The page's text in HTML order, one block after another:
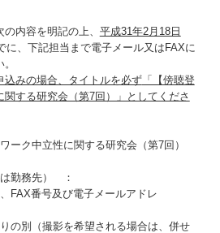
内容を明記の上、 平成31年2月18日
に、下記担当まで電子メール又はFAXに
込みの場合、タイトルを必ず「【傍聴登
する研究会（第7回）」としてくださ
ク中立性に関する研究会（第7回）
勤務先） ：
FAX番号及び電子メールアドレ
の別（撮影を希望される場合は、併せ